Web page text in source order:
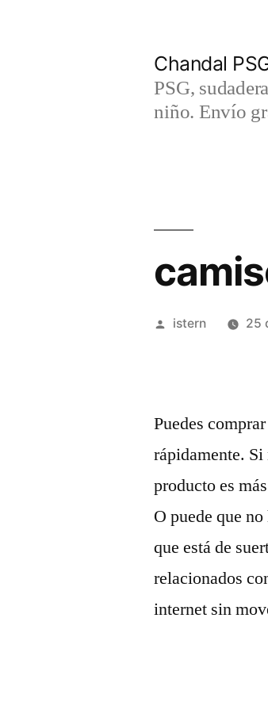
Chandal
PSG,
niño. Envío
Publicado
istern 25
Puedes
rápidamente.
producto es
O puede que
que está de
relacionados
internet sin